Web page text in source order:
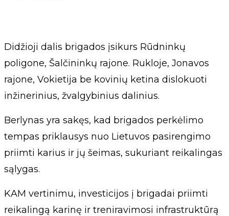
Didžioji dalis brigados įsikurs Rūdninkų
poligone, Šalčininkų rajone. Rukloje, Jonavos
rajone, Vokietija be kovinių ketina dislokuoti
inžinerinius, žvalgybinius dalinius.
Berlynas yra sakęs, kad brigados perkėlimo
tempas priklausys nuo Lietuvos pasirengimo
priimti karius ir jų šeimas, sukuriant reikalingas
sąlygas.
KAM vertinimu, investicijos į brigadai priimti
reikalingą karinę ir treniravimosi infrastruktūrą